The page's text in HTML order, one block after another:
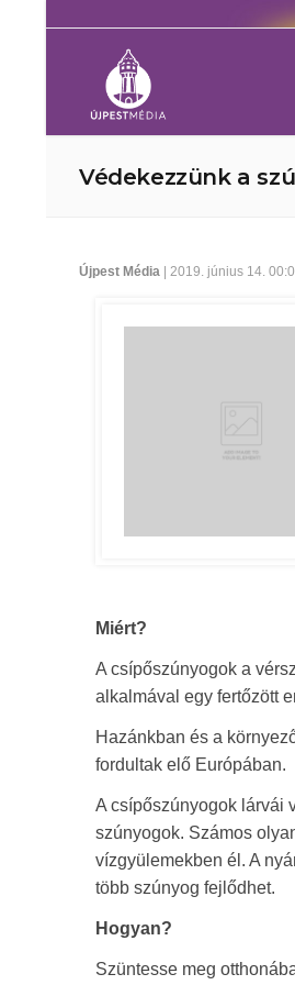
Védekezzünk a
Újpest Média | 2019. június 14.
Miért?
A csípőszúnyogok a
alkalmával egy fertőzött
Hazánkban és a
fordultak elő Európában.
A csípőszúnyogok lárvái
szúnyogok. Számos
vízgyülemekben él. A
több szúnyog fejlődhet.
Hogyan?
Szüntesse meg